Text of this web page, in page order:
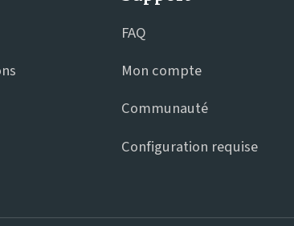
FAQ
Mon compte
Communauté
Configuration requise